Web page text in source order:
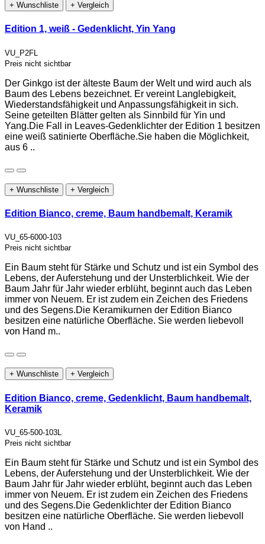
+ Wunschliste + Vergleich
Edition 1, weiß - Gedenklicht, Yin Yang
VU_P2FL
Preis nicht sichtbar
Der Ginkgo ist der älteste Baum der Welt und wird auch als
Baum des Lebens bezeichnet. Er vereint Langlebigkeit,
Wiederstandsfähigkeit und Anpassungsfähigkeit in sich.
Seine geteilten Blätter gelten als Sinnbild für Yin und
Yang.Die Fall in Leaves-Gedenklichter der Edition 1 besitzen
eine weiß satinierte Oberfläche.Sie haben die Möglichkeit,
aus 6 ..
+ Wunschliste + Vergleich
Edition Bianco, creme, Baum handbemalt, Keramik
VU_65-6000-103
Preis nicht sichtbar
Ein Baum steht für Stärke und Schutz und ist ein Symbol des
Lebens, der Auferstehung und der Unsterblichkeit. Wie der
Baum Jahr für Jahr wieder erblüht, beginnt auch das Leben
immer von Neuem. Er ist zudem ein Zeichen des Friedens
und des Segens.Die Keramikurnen der Edition Bianco
besitzen eine natürliche Oberfläche. Sie werden liebevoll
von Hand m..
+ Wunschliste + Vergleich
Edition Bianco, creme, Gedenklicht, Baum handbemalt,
Keramik
VU_65-500-103L
Preis nicht sichtbar
Ein Baum steht für Stärke und Schutz und ist ein Symbol des
Lebens, der Auferstehung und der Unsterblichkeit. Wie der
Baum Jahr für Jahr wieder erblüht, beginnt auch das Leben
immer von Neuem. Er ist zudem ein Zeichen des Friedens
und des Segens.Die Gedenklichter der Edition Bianco
besitzen eine natürliche Oberfläche. Sie werden liebevoll
von Hand ..